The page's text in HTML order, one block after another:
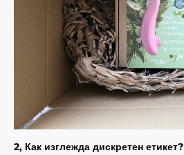
2, Как изглежда дискретен етикет?